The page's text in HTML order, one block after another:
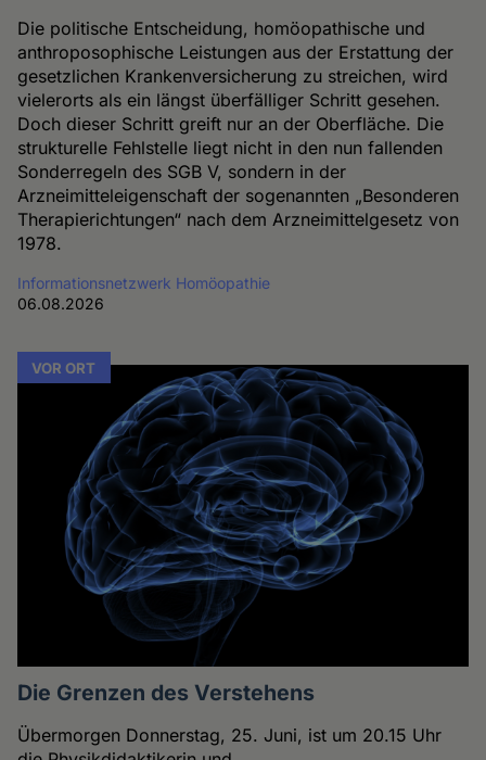
Die politische Entscheidung, homöopathische und
anthroposophische Leistungen aus der Erstattung der
gesetzlichen Krankenversicherung zu streichen, wird
vielerorts als ein längst überfälliger Schritt gesehen.
Doch dieser Schritt greift nur an der Oberfläche. Die
strukturelle Fehlstelle liegt nicht in den nun fallenden
Sonderregeln des SGB V, sondern in der
Arzneimitteleigenschaft der sogenannten „Besonderen
Therapierichtungen“ nach dem Arzneimittelgesetz von
1978.
Informationsnetzwerk Homöopathie
06.08.2026
VOR ORT
Die Grenzen des Verstehens
Übermorgen Donnerstag, 25. Juni, ist um 20.15 Uhr